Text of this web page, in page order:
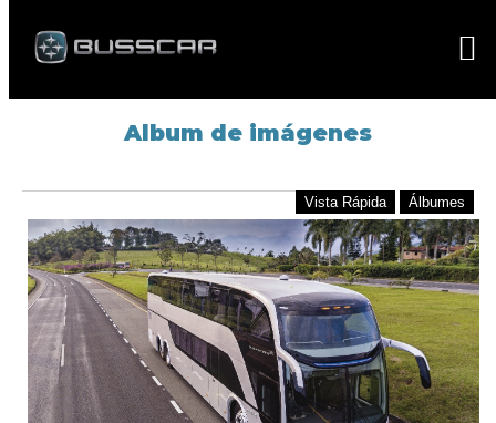
Album de imágenes
Vista Rápida Álbumes